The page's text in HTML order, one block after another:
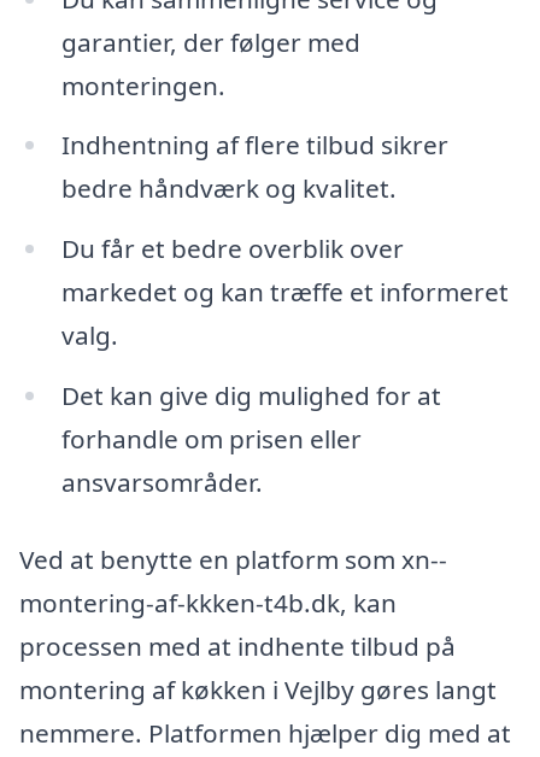
garantier, der følger med
monteringen.
Indhentning af flere tilbud sikrer
bedre håndværk og kvalitet.
Du får et bedre overblik over
markedet og kan træffe et informeret
valg.
Det kan give dig mulighed for at
forhandle om prisen eller
ansvarsområder.
Ved at benytte en platform som xn--
montering-af-kkken-t4b.dk, kan
processen med at indhente tilbud på
montering af køkken i Vejlby gøres langt
nemmere. Platformen hjælper dig med at